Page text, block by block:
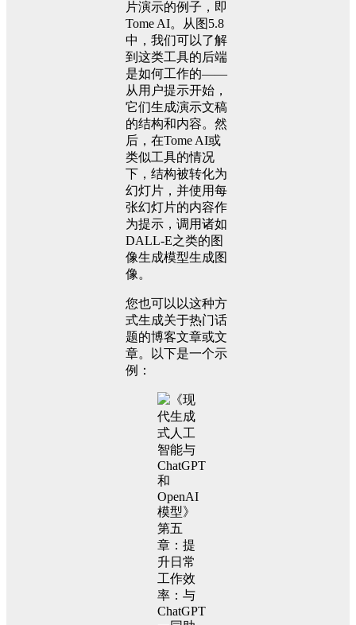
片演示的例子，即
Tome AI。从图5.8
中，我们可以了解
到这类工具的后端
是如何工作的——
从用户提示开始，
它们生成演示文稿
的结构和内容。然
后，在Tome AI或
类似工具的情况
下，结构被转化为
幻灯片，并使用每
张幻灯片的内容作
为提示，调用诸如
DALL-E之类的图
像生成模型生成图
像。
您也可以以这种方
式生成关于热门话
题的博客文章或文
章。以下是一个示
例：